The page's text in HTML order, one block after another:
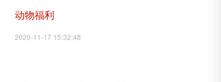
动物福利
2020-11-17 15:32:48